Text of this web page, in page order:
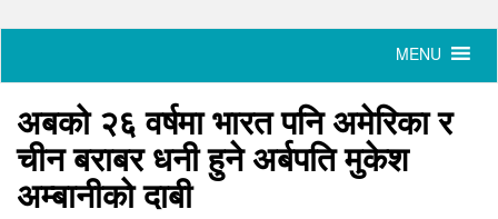
अबको २६ वर्षमा भारत पनि अमेरिका र
चीन बराबर धनी हुने अर्बपति मुकेश
अम्बानीको दाबी